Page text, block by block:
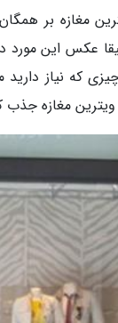
مغازه بر
عکس این
که نیاز
مغازه جذب